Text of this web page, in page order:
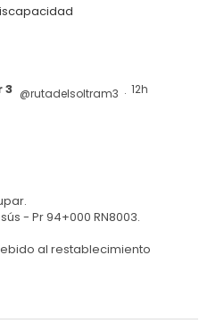
3 @rutadelsoltram3 · 12h
- Pr 94+000 RN8003.
al restablecimiento